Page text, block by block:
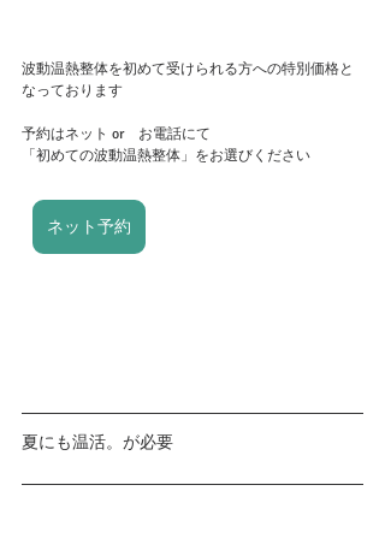
波動温熱整体を初めて受けられる方への特別価格と
なっております
予約はネット or　お電話にて
「初めての波動温熱整体」をお選びください
ネット予約
夏にも温活。が必要